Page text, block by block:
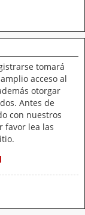
tomará
acceso al
otorgar
Antes de
con nuestros
favor lea las